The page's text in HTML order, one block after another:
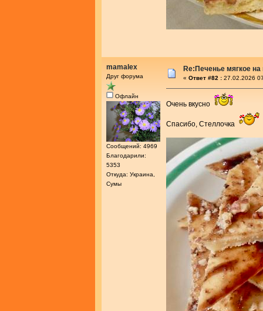
mamalex
Друг форума
Офлайн
Сообщений: 4969
Благодарили:
5353
Откуда: Украина,
Сумы
Re:Печенье мягкое
« Ответ #82 : 27.02.2026
Очень вкусно
Спасибо, Стеллочка